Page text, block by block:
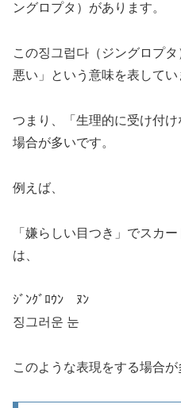
ングロプタ） があります。
この징그럽다（ジングロプ
悪い」という意味を表してい
つまり、 「生理的に受け付け
場合が多いです。
例えば、
「嫌らしい目つき」でスカ
は、
ｼﾞﾝｸﾞﾛｳﾝ ﾇﾝ
징그러운 눈
このような表現をする場合が